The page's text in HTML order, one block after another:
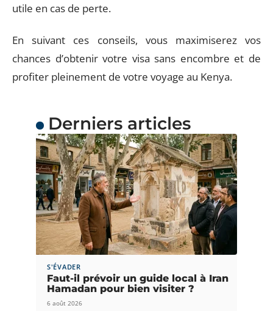
utile en cas de perte.
En suivant ces conseils, vous maximiserez vos
chances d’obtenir votre visa sans encombre et de
profiter pleinement de votre voyage au Kenya.
Derniers articles
S'ÉVADER
Faut-il prévoir un guide local à Iran
Hamadan pour bien visiter ?
6 août 2026